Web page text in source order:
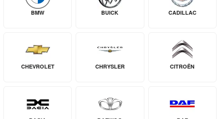
BMW BUICK CADILLAC
CHEVROLET CHRYSLER CITROËN